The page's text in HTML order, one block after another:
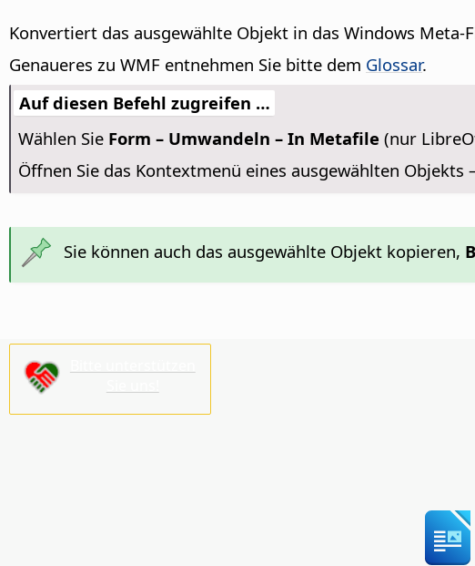
Konvertiert das ausgewählte Objekt in das Windows
Genaueres zu WMF entnehmen Sie bitte dem Glossar.
Auf diesen Befehl zugreifen …
Wählen Sie Form – Umwandeln – In Metafile (nur
Öffnen Sie das Kontextmenü eines ausgewählten Objekts
Sie können auch das ausgewählte Objekt kopieren,